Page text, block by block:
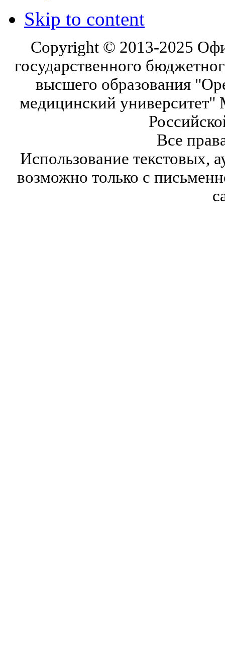
Skip to content
Copyright © 2013-2025
государственного
высшего образования
медицинский университет"
Все
Использование текстовых,
возможно только с